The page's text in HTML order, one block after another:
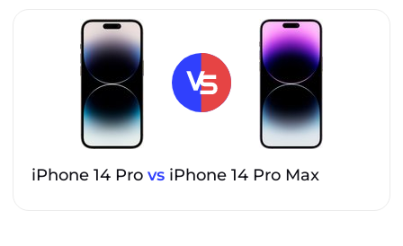
iPhone 14 Pro vs iPhone 14 Pro Max